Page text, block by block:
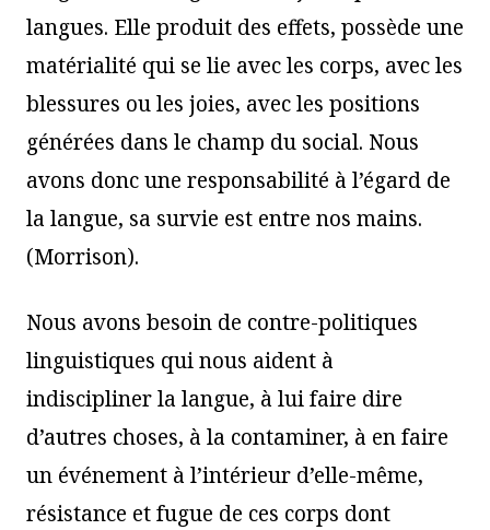
langues. Elle produit des effets, possède une
matérialité qui se lie avec les corps, avec les
blessures ou les joies, avec les positions
générées dans le champ du social. Nous
avons donc une responsabilité à l’égard de
la langue, sa survie est entre nos mains.
(Morrison).
Nous avons besoin de contre-politiques
linguistiques qui nous aident à
indiscipliner la langue, à lui faire dire
d’autres choses, à la contaminer, à en faire
un événement à l’intérieur d’elle-même,
résistance et fugue de ces corps dont